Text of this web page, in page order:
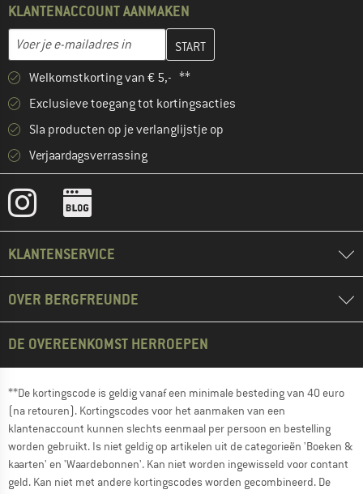
KLANTENACCOUNT AANMAKEN
E-mailadres
Vul je e-mailadres hier in en maak in de volgende stap je
Welkomstkorting van € 5,- **
Exclusieve toegang tot kortingsacties
Sla producten op je verlanglijstje op
Verjaardagsverrassing
KLANTENSERVICE
OVER BERGFREUNDE
DE OVEREENKOMST HERROEPEN
**De kortingscode is geldig vanaf een minimale besteding van 40 euro
(na retouren). Kortingscodes voor het aanmaken van een
klantenaccount kunnen slechts eenmaal per persoon en bestelling
worden gebruikt. Is niet geldig op artikelen uit de categorieën 'Boeken &
kaarten' en 'Waardebonnen'. Kan niet worden ingewisseld voor contant
geld. Kan niet met andere kortingscodes worden gecombineerd. De